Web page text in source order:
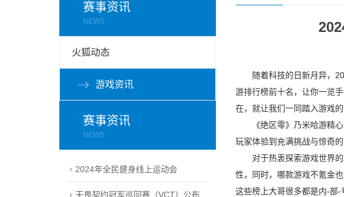
赛事资讯
NEWS
火狐动态
游戏资讯
赛事资讯
NEWS
2024年全民健身线上运动会
随着科技的日新月异，
游排行榜前十名，让你一览
在，就让我们一同踏入游戏
《绝区零》乃米哈游精心
玩家体验到充满挑战与惊奇的
对于热衷探索游戏世界的
性，同时，哪款游戏不氪金
这些榜上大哥很多都是内-部